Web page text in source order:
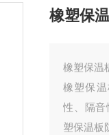
橡塑保
橡塑保温
橡塑保
性、隔音
塑保温板